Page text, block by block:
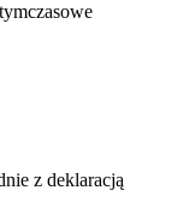
z deklaracją